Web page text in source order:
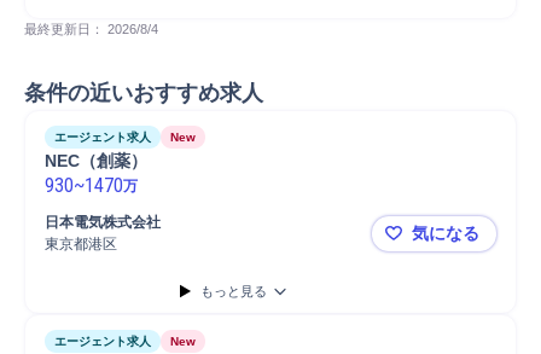
最終更新日： 2026/8/4
条件の近いおすすめ求人
エージェント求人 New
NEC（創薬）
930~1470万
日本電気株式会社
東京都港区
NEC（創薬
気になる
もっと見る
エージェント求人 New